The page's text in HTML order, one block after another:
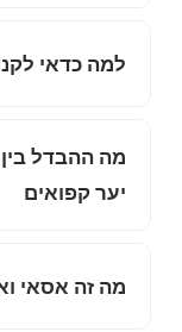
למה כדאי
מה ההבדל
יער קפואים
מה זה אסאי